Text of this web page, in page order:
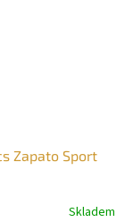
Zapato Sport
Skladem